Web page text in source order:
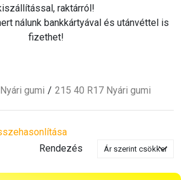
raktárról!
nálunk bankkártyával és utánvéttel is
fizethet!
Nyári gumi 215 40 R17 Nyári gumi
Rendezés